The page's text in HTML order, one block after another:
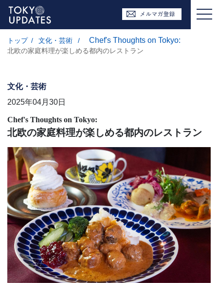
トップ / 文化・芸術 / Chef's Thoughts on Tokyo:
北欧の家庭料理が楽しめる都内のレストラン
文化・芸術
2025年04月30日
Chef's Thoughts on Tokyo:
北欧の家庭料理が楽しめる都内のレストラン